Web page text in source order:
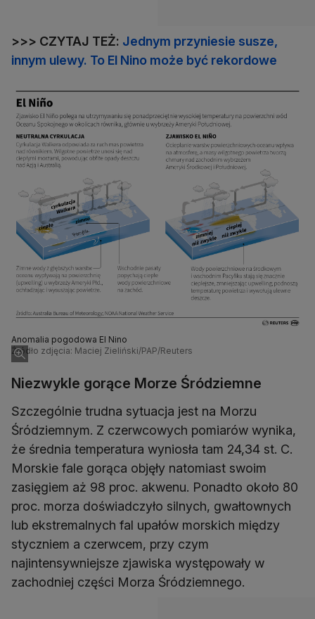
>>> CZYTAJ TEŻ: Jednym przyniesie susze,
innym ulewy. To El Nino może być rekordowe
Anomalia pogodowa El Nino
Źródło zdjęcia: Maciej Zieliński/PAP/Reuters
Niezwykle gorące Morze Śródziemne
Szczególnie trudna sytuacja jest na Morzu
Śródziemnym. Z czerwcowych pomiarów wynika,
że średnia temperatura wyniosła tam 24,34 st. C.
Morskie fale gorąca objęły natomiast swoim
zasięgiem aż 98 proc. akwenu. Ponadto około 80
proc. morza doświadczyło silnych, gwałtownych
lub ekstremalnych fal upałów morskich między
styczniem a czerwcem, przy czym
najintensywniejsze zjawiska występowały w
zachodniej części Morza Śródziemnego.